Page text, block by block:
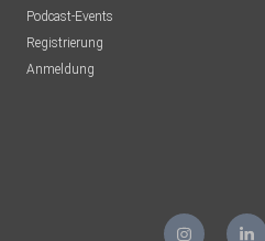
Podcast-Events
Registrierung
Anmeldung